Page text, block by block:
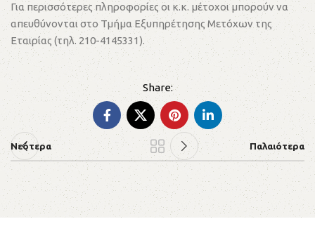
Για περισσότερες πληροφορίες οι κ.κ. μέτοχοι μπορούν να
απευθύνονται στο Τμήμα Εξυπηρέτησης Μετόχων της
Εταιρίας (τηλ. 210-4145331).
Νεότερα Παλαιότερα